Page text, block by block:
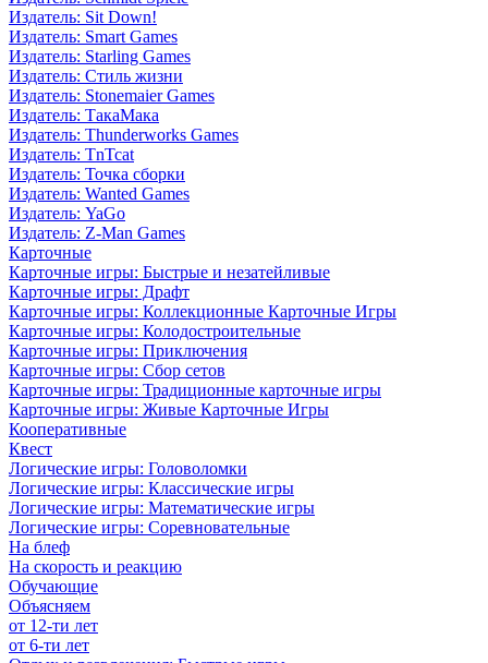
Издатель: Sit Down!
Издатель: Smart Games
Издатель: Starling Games
Издатель: Стиль жизни
Издатель: Stonemaier Games
Издатель: ТакаМака
Издатель: Thunderworks Games
Издатель: TnTcat
Издатель: Точка сборки
Издатель: Wanted Games
Издатель: YaGo
Издатель: Z-Man Games
Карточные
Карточные игры: Быстрые и незатейливые
Карточные игры: Драфт
Карточные игры: Коллекционные Карточные Игры
Карточные игры: Колодостроительные
Карточные игры: Приключения
Карточные игры: Сбор сетов
Карточные игры: Традиционные карточные игры
Карточные игры: Живые Карточные Игры
Кооперативные
Квест
Логические игры: Головоломки
Логические игры: Классические игры
Логические игры: Математические игры
Логические игры: Соревновательные
На блеф
На скорость и реакцию
Обучающие
Объясняем
от 12-ти лет
от 6-ти лет